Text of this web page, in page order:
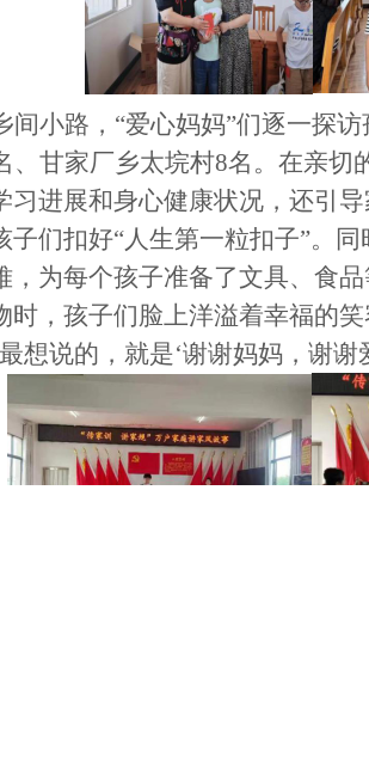
间小路， “爱心妈妈”们逐一探
、甘家厂乡太垸村8名。在亲切
习进展和身心健康状况，还引
子们扣好“人生第一粒扣子”。
，为每个孩子准备了文具、食
时，孩子们脸上洋溢着幸福的
想说的，就是‘谢谢妈妈，谢谢